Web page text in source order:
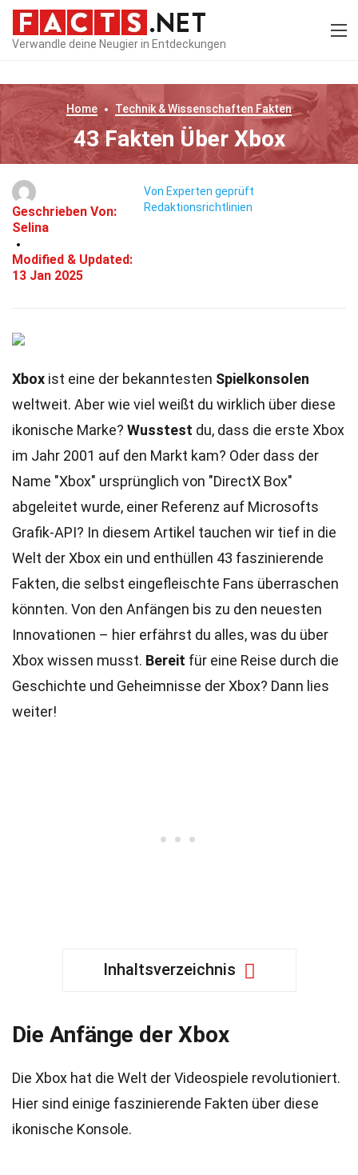
Verwandle deine Neugier in Entdeckungen
Home Technik & Wissenschaften Fakten
43 Fakten Über Xbox
Geschrieben Von:
Selina
Modified & Updated:
13 Jan 2025
Von Experten geprüft
Redaktionsrichtlinien
Xbox ist eine der bekanntesten Spielkonsolen
weltweit. Aber wie viel weißt du wirklich über diese
ikonische Marke? Wusstest du, dass die erste Xbox
im Jahr 2001 auf den Markt kam? Oder dass der
Name "Xbox" ursprünglich von "DirectX Box"
abgeleitet wurde, einer Referenz auf Microsofts
Grafik-API? In diesem Artikel tauchen wir tief in die
Welt der Xbox ein und enthüllen 43 faszinierende
Fakten, die selbst eingefleischte Fans überraschen
könnten. Von den Anfängen bis zu den neuesten
Innovationen – hier erfährst du alles, was du über
Xbox wissen musst. Bereit für eine Reise durch die
Geschichte und Geheimnisse der Xbox? Dann lies
weiter!
Inhaltsverzeichnis
Die Anfänge der Xbox
Die Xbox hat die Welt der Videospiele revolutioniert.
Hier sind einige faszinierende Fakten über diese
ikonische Konsole.